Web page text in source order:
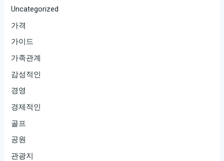
Uncategorized
가격
가이드
가족관계
감성적인
경영
경제적인
골프
공원
관광지